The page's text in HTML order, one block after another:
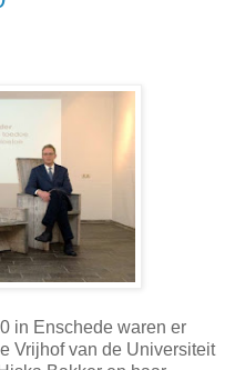
in Enschede waren er
Vrijhof van de Universiteit